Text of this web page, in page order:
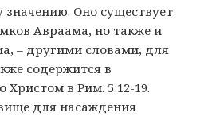
значению. Оно существует
Авраама, но также и
– другими словами, для
содержится в
Христом в Рим. 5:12-19.
для насаждения